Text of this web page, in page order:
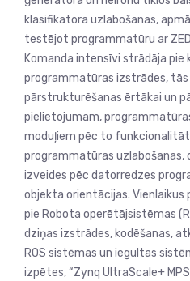
klasifikatora uzlabošanas,
testējot programmatūru ar
Komanda intensīvi strādāja pie
programmatūras izstrādes, tās
pārstrukturēšanas ērtākai un
pielietojumam,
moduļiem pēc to
programmatūras uzlabošanas,
izveides pēc datorredzes
objekta orientācijas.
pie Robota operētājsistēmas
dziņas izstrādes, kodēšanas,
ROS sistēmas un iegultas
izpētes, “Zynq UltraScale+